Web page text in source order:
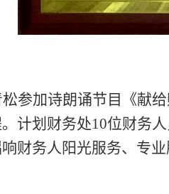
参加诗朗诵节目《献
计划财务处10位财务
财务人阳光服务、专